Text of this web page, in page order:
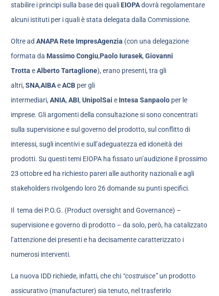
stabilire i principi sulla base dei quali EIOPAdovrà regolamentare
alcuni istituti per i quali è stata delegata dalla Commissione.
Oltre adANAPA Rete ImpresAgenzia (con una delegazione
formata da Massimo Congiu,Paolo Iurasek,Giovanni
Trotta eAlberto Tartaglione), erano presenti, tra gli
altri,SNA,AIBAeACB per gli
intermediari,ANIA, ABI,UnipolSai e Intesa Sanpaolo per le
imprese. Gli argomenti della consultazione si sono concentrati
sulla supervisione e sul governo del prodotto, sul conflitto di
interessi, sugli incentivi e sull’adeguatezza ed idoneità dei
prodotti. Su questi temi EIOPA ha fissato un’audizione il prossimo
23 ottobre ed ha richiesto pareri alle authority nazionali e agli
stakeholders rivolgendo loro 26 domande su punti specifici.
Il tema dei P.O.G. (Product oversight and Governance) –
supervisione e governo di prodotto – da solo, però, ha catalizzato
l’attenzione dei presenti e ha decisamente caratterizzato i
numerosi interventi.
La nuova IDD richiede, infatti, che chi “costruisce”un prodotto
assicurativo (manufacturer) sia tenuto, nel trasferirlo